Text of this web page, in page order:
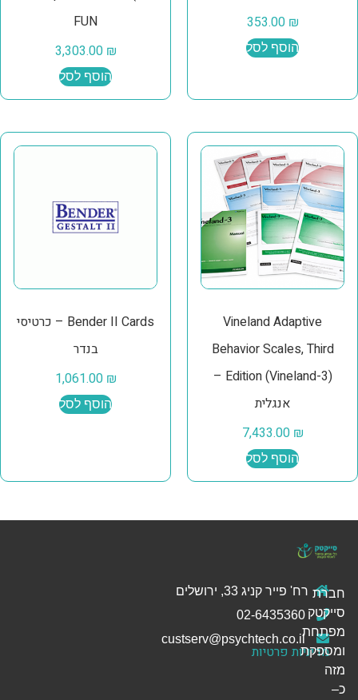
353.00 ₪
הוסף לסל
FUN
3,303.00 ₪
הוסף לסל
Vineland Adaptive
Behavior Scales, Third
Edition (Vineland-3) –
אנגלית
7,433.00 ₪
הוסף לסל
Bender II Cards – כרטיסי
בנדר
1,061.00 ₪
הוסף לסל
רח' פייר קניג 33, ירושלים
מדיניות פרטיות
חברת
סייקטק
מפתחת
ומספקת
מזה
כ–